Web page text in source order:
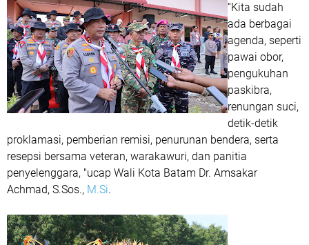
“Kita sudah
ada berbagai
agenda, seperti
pawai obor,
pengukuhan
paskibra,
renungan suci,
detik-detik
proklamasi, pemberian remisi, penurunan bendera, serta
resepsi bersama veteran, warakawuri, dan panitia
penyelenggara, "ucap Wali Kota Batam Dr. Amsakar
Achmad, S.Sos., M.Si.